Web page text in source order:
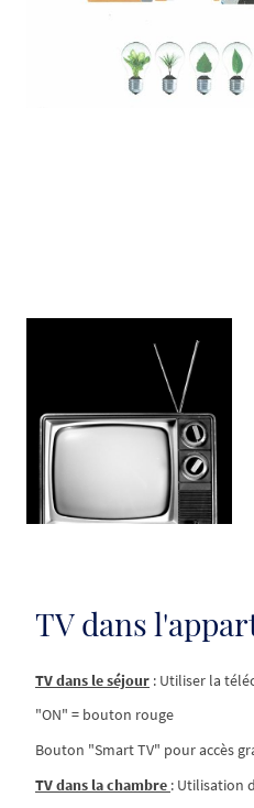
TV dans
TV dans le séjour : Utiliser la
"ON" = bouton rouge
Bouton "Smart TV" pour accès
TV dans la chambre : Utilisation